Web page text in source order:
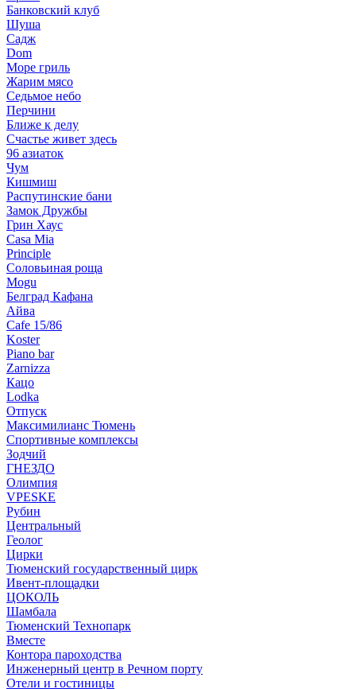
Банковский клуб
Шуша
Садж
Dom
Море гриль
Жарим мясо
Седьмое небо
Перчини
Ближе к делу
Счастье живет здесь
96 азиаток
Чум
Кишмиш
Распутинские бани
Замок Дружбы
Грин Хаус
Casa Mia
Principle
Соловьиная роща
Mogu
Белград Кафана
Айва
Cafe 15/86
Koster
Piano bar
Zarnizza
Кацо
Lodka
Отпуск
Максимилианс Тюмень
Спортивные комплексы
Зодчий
ГНЕЗДО
Олимпия
VPESKE
Рубин
Центральный
Геолог
Цирки
Тюменский государственный цирк
Ивент-площадки
ЦОКОЛЬ
Шамбала
Тюменский Технопарк
Вместе
Контора пароходства
Инженерный центр в Речном порту
Отели и гостиницы